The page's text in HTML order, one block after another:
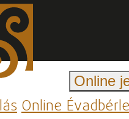
Online
Online